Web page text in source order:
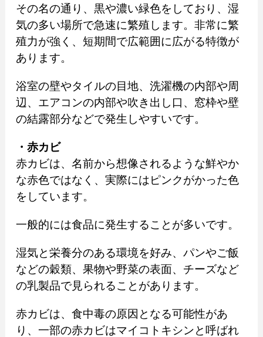
その名の通り、黒や濃い緑色をしており、湿
気の多い場所で急速に繁殖します。非常に繁
殖力が強く、短期間で広範囲に広がる特徴が
あります。
浴室の壁やタイルの目地、洗濯機の内部や周
辺、エアコンの内部や吹き出し口、窓枠や壁
の結露部分などで発生しやすいです。
・赤カビ
赤カビは、名前から想像されるような鮮やか
な赤色ではなく、実際にはピンクがかった色
をしています。
一般的には食品に発生することが多いです。
湿気と栄養分のある環境を好み、パンやご飯
などの穀類、果物や野菜の表面、チーズなど
の乳製品で見られることがあります。
赤カビは、食中毒の原因となる可能性があ
り、一部の赤カビはマイコトキシンと呼ばれ